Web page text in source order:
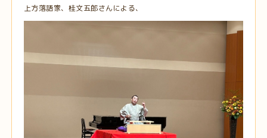
上方落語家、桂文五郎さんによる、